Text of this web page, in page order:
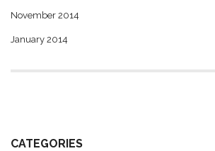
November 2014
January 2014
CATEGORIES